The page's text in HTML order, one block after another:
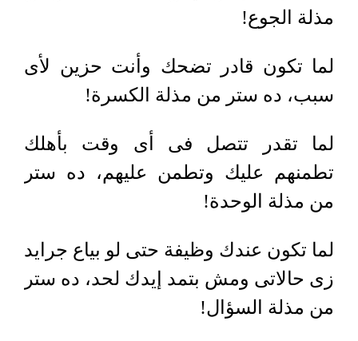
مذلة الجوع!
لما تكون قادر تضحك وأنت حزين لأى
سبب، ده ستر من مذلة الكسرة!
لما تقدر تتصل فى أى وقت بأهلك
تطمنهم عليك وتطمن عليهم، ده ستر
من مذلة الوحدة!
لما تكون عندك وظيفة حتى لو بياع جرايد
زى حالاتى ومش بتمد إيدك لحد، ده ستر
من مذلة السؤال!